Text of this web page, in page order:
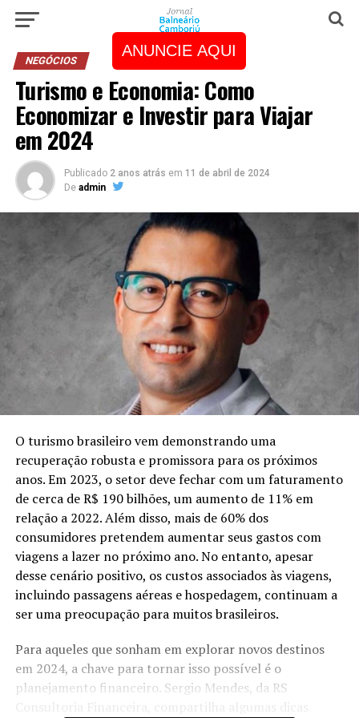
ANUNCIE AQUI
NEGÓCIOS
Turismo e Economia: Como
Economizar e Investir para Viajar
em 2024
Publicado 2 anos atrás em 11 de abril de 2024
De admin
O turismo brasileiro vem demonstrando uma
recuperação robusta e promissora para os próximos
anos. Em 2023, o setor deve fechar com um faturamento
de cerca de R$ 190 bilhões, um aumento de 11% em
relação a 2022. Além disso, mais de 60% dos
consumidores pretendem aumentar seus gastos com
viagens a lazer no próximo ano. No entanto, apesar
desse cenário positivo, os custos associados às viagens,
incluindo passagens aéreas e hospedagem, continuam a
ser uma preocupação para muitos brasileiros.
Para aqueles que sonham em explorar novos destinos
em 2024, a chave para tornar isso possível é o
planejamento financeiro. Sergio Mendes, da RS